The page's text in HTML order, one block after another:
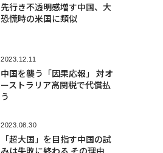
先行き不透明感増す中国、大
恐慌時の米国に類似
2023.12.11
中国を襲う「因果応報」 対オ
ーストラリア高関税で代償払
う
2023.08.30
「超大国」を目指す中国の試